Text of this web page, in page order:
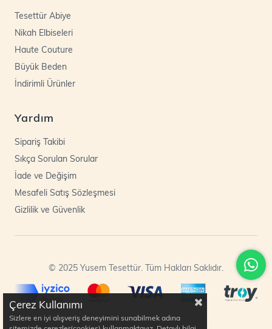
Tesettür Abiye
Nikah Elbiseleri
Haute Couture
Büyük Beden
İndirimli Ürünler
Yardım
Sipariş Takibi
Sıkça Sorulan Sorular
İade ve Değişim
Mesafeli Satış Sözleşmesi
Gizlilik ve Güvenlik
© 2025 Yusem Tesettür. Tüm Hakları Saklıdır.
Çerez Kullanımı
Sizlere en iyi alışveriş deneyimini sunabilmek adına